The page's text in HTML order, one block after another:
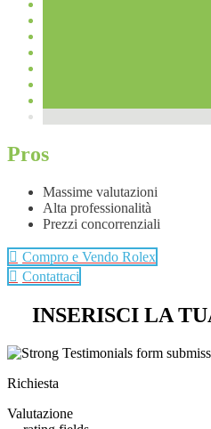
Pros
Massime valutazioni
Alta professionalità
Prezzi concorrenziali
Compro e Vendo Rolex
Contattaci
INSERISCI LA
Richiesta
Valutazione